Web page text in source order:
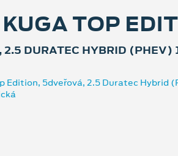
TOP
2.5 DURATEC HYBRID